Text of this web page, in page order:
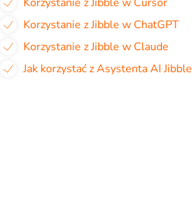
Korzystanie z Jibble w ChatGPT
Korzystanie z Jibble w Claude
Jak korzystać z Asystenta AI Jibble